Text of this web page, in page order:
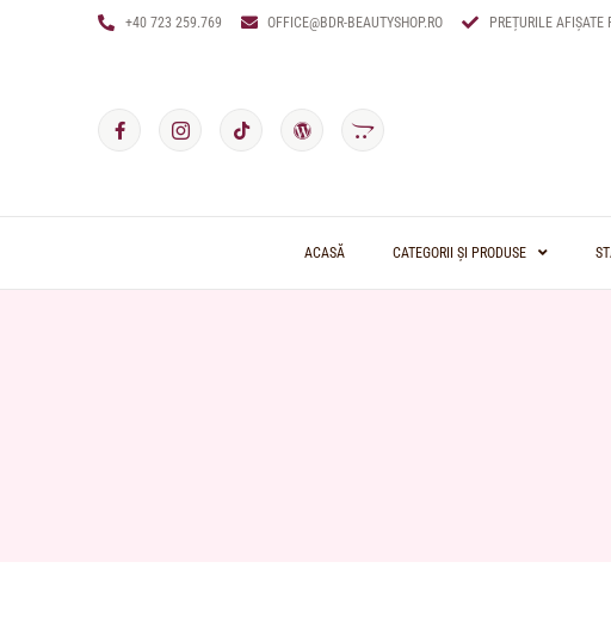
+40 723 259.769 OFFICE@BDR-BEAUTYSHOP.RO PREȚURILE AFIȘATE
ACASĂ CATEGORII ȘI PRODUSE